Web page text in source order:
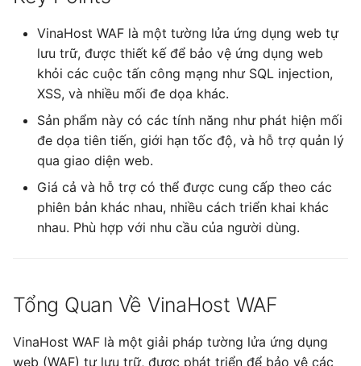
VinaHost WAF là một tường lửa ứng dụng web tự
lưu trữ, được thiết kế để bảo vệ ứng dụng web
khỏi các cuộc tấn công mạng như SQL injection,
XSS, và nhiều mối đe dọa khác.
Sản phẩm này có các tính năng như phát hiện mối
đe dọa tiên tiến, giới hạn tốc độ, và hỗ trợ quản lý
qua giao diện web.
Giá cả và hỗ trợ có thể được cung cấp theo các
phiên bản khác nhau, nhiều cách triển khai khác
nhau. Phù hợp với nhu cầu của người dùng.
Tổng Quan Về VinaHost WAF
VinaHost WAF là một giải pháp tường lửa ứng dụng
web (WAF) tự lưu trữ, được phát triển để bảo vệ các